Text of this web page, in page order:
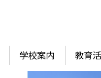
学校案内 教育